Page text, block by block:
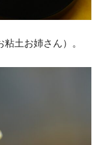
土お姉さん）。